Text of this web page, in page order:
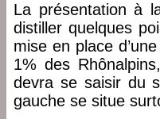
La présentation à
distiller quelques
mise en place
1% des
devra se saisir du
gauche se situe